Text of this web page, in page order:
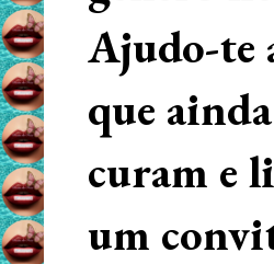
Ajudo-te
que
curam e
um